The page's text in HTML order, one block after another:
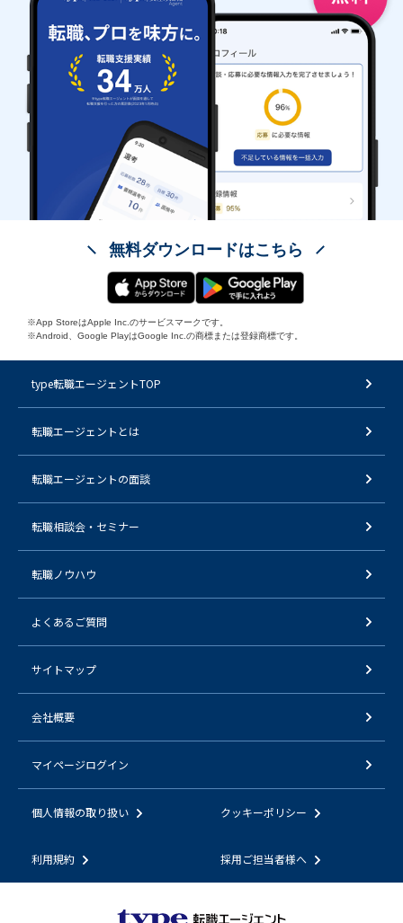
無料ダウンロードはこちら
※App StoreはApple Inc.のサービスマークです。
※Android、Google PlayはGoogle Inc.の商標または登録商標です。
type転職エージェントTOP
転職エージェントとは
転職エージェントの面談
転職相談会・セミナー
転職ノウハウ
よくあるご質問
サイトマップ
会社概要
マイページログイン
個人情報の取り扱い クッキーポリシー
利用規約 採用ご担当者様へ